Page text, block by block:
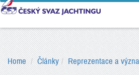
Home Články Reprezentace a